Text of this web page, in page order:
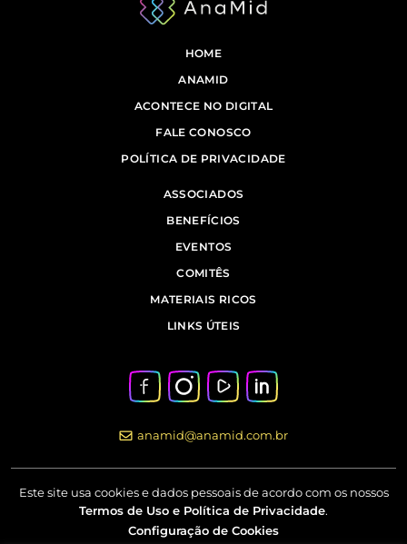
HOME
ANAMID
ACONTECE NO DIGITAL
FALE CONOSCO
POLÍTICA DE PRIVACIDADE
ASSOCIADOS
BENEFÍCIOS
EVENTOS
COMITÊS
MATERIAIS RICOS
LINKS ÚTEIS
anamid@anamid.com.br
Este site usa cookies e dados pessoais de acordo com os nossos
Termos de Uso e Política de Privacidade.
Configuração de Cookies